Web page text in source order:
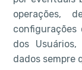
operações,
configurações
dos
dados sempre